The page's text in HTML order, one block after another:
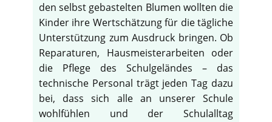
den selbst gebastelten Blumen wollten die
Kinder ihre Wertschätzung für die tägliche
Unterstützung zum Ausdruck bringen. Ob
Reparaturen, Hausmeisterarbeiten oder
die Pflege des Schulgeländes – das
technische Personal trägt jeden Tag dazu
bei, dass sich alle an unserer Schule
wohlfühlen und der Schulalltag